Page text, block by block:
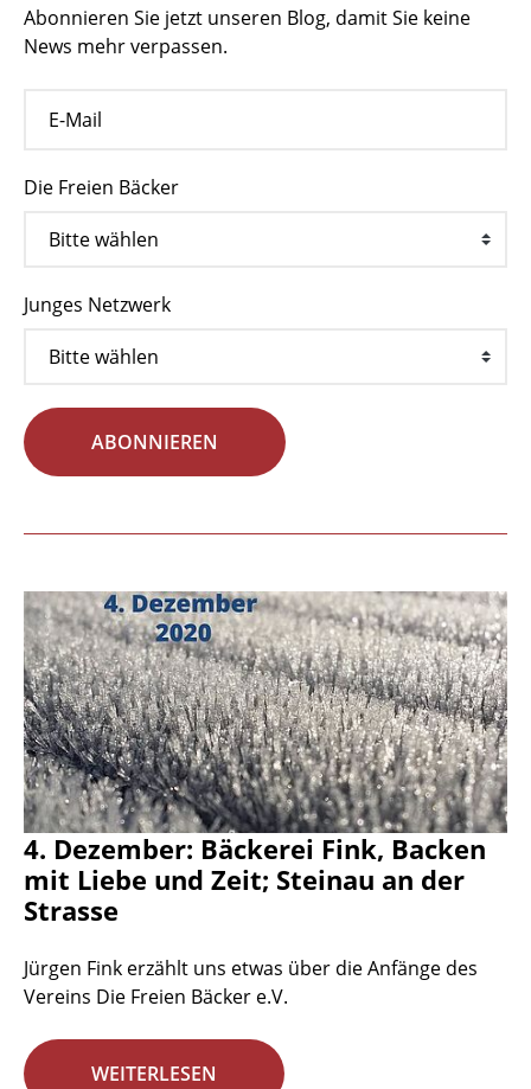
Abonnieren Sie jetzt unseren Blog, damit Sie keine
News mehr verpassen.
Die Freien Bäcker
Junges Netzwerk
ABONNIEREN
4. Dezember: Bäckerei Fink, Backen
mit Liebe und Zeit; Steinau an der
Strasse
Jürgen Fink erzählt uns etwas über die Anfänge des
Vereins Die Freien Bäcker e.V.
WEITERLESEN